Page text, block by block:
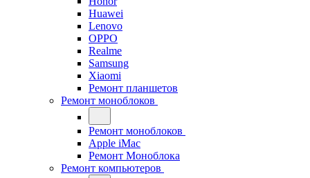
Huawei
Lenovo
OPPO
Realme
Samsung
Xiaomi
Ремонт планшетов
Ремонт моноблоков
Ремонт моноблоков
Apple iMac
Ремонт Моноблока
Ремонт компьютеров